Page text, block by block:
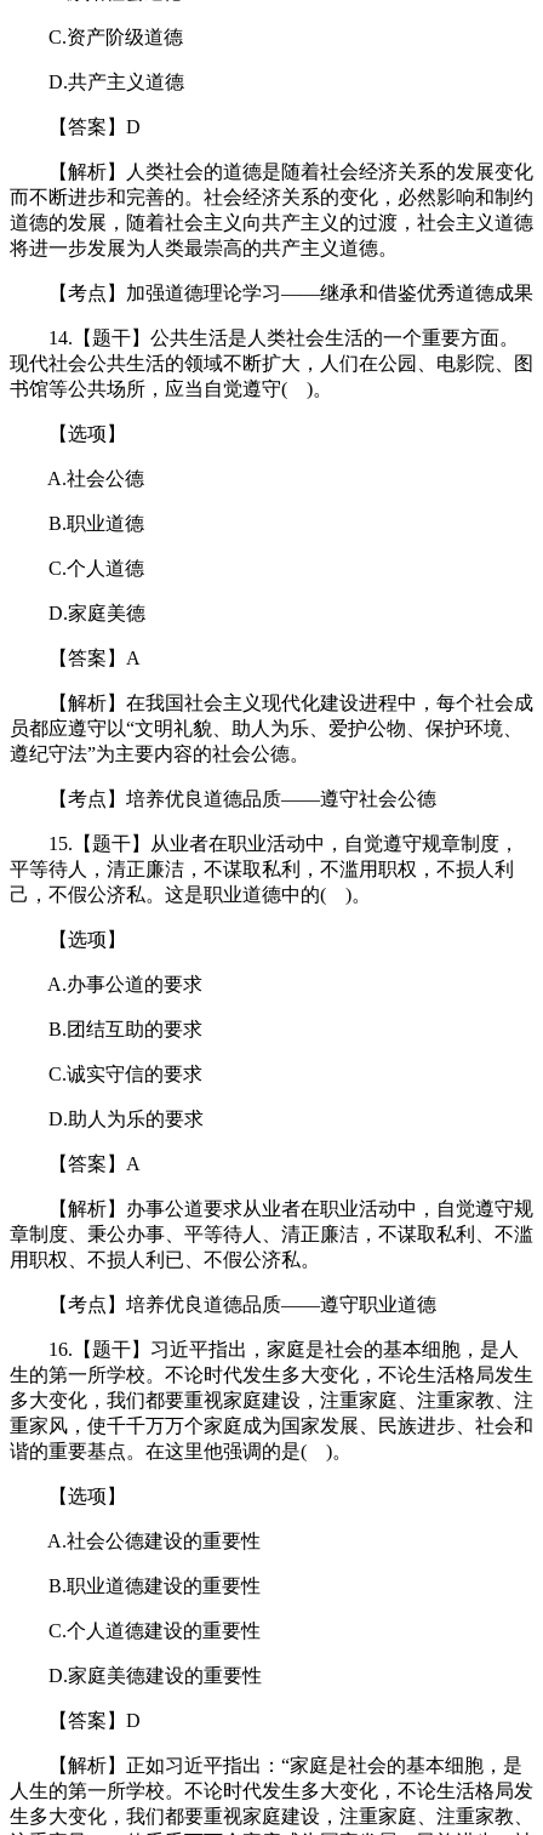
C.资产阶级道德
D.共产主义道德
【答案】D
【解析】人类社会的道德是随着社会经济关系的发展变化
而不断进步和完善的。社会经济关系的变化，必然影响和制约
道德的发展，随着社会主义向共产主义的过渡，社会主义道德
将进一步发展为人类最崇高的共产主义道德。
【考点】加强道德理论学习——继承和借鉴优秀道德成果
14.【题干】公共生活是人类社会生活的一个重要方面。
现代社会公共生活的领域不断扩大，人们在公园、电影院、图
书馆等公共场所，应当自觉遵守( )。
【选项】
A.社会公德
B.职业道德
C.个人道德
D.家庭美德
【答案】A
【解析】在我国社会主义现代化建设进程中，每个社会成
员都应遵守以“文明礼貌、助人为乐、爱护公物、保护环境、
遵纪守法”为主要内容的社会公德。
【考点】培养优良道德品质——遵守社会公德
15.【题干】从业者在职业活动中，自觉遵守规章制度，
平等待人，清正廉洁，不谋取私利，不滥用职权，不损人利
己，不假公济私。这是职业道德中的( )。
【选项】
A.办事公道的要求
B.团结互助的要求
C.诚实守信的要求
D.助人为乐的要求
【答案】A
【解析】办事公道要求从业者在职业活动中，自觉遵守规
章制度、秉公办事、平等待人、清正廉洁，不谋取私利、不滥
用职权、不损人利已、不假公济私。
【考点】培养优良道德品质——遵守职业道德
16.【题干】习近平指出，家庭是社会的基本细胞，是人
生的第一所学校。不论时代发生多大变化，不论生活格局发生
多大变化，我们都要重视家庭建设，注重家庭、注重家教、注
重家风，使千千万万个家庭成为国家发展、民族进步、社会和
谐的重要基点。在这里他强调的是( )。
【选项】
A.社会公德建设的重要性
B.职业道德建设的重要性
C.个人道德建设的重要性
D.家庭美德建设的重要性
【答案】D
【解析】正如习近平指出：“家庭是社会的基本细胞，是
人生的第一所学校。不论时代发生多大变化，不论生活格局发
生多大变化，我们都要重视家庭建设，注重家庭、注重家教、